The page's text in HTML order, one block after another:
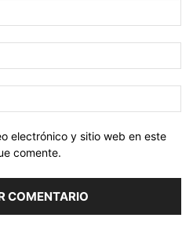
electrónico y sitio web en este
comente.